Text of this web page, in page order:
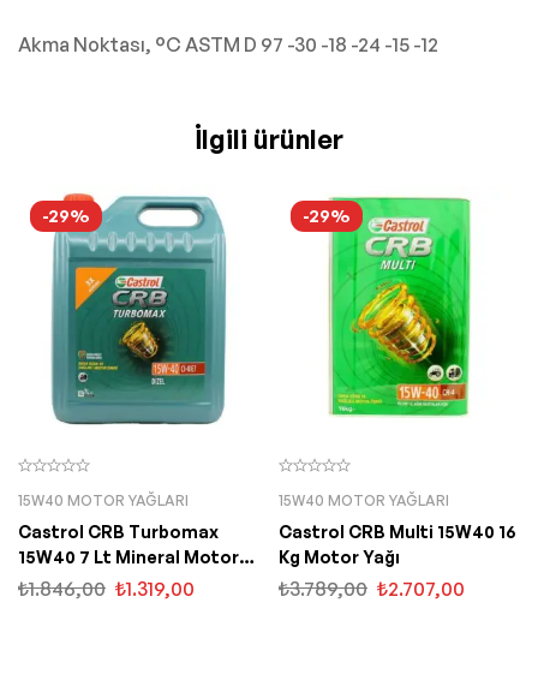
Akma Noktası, °C ASTM D 97 -30 -18 -24 -15 -12
İlgili ürünler
-29%
15W40 MOTOR YAĞLARI
Castrol CRB Turbomax
15W40 7 Lt Mineral Motor
Yağı
₺1.846,00 ₺1.319,00
-29%
15W40 MOTOR YAĞLARI
Castrol CRB Multi 15W40 16
Kg Motor Yağı
₺3.789,00 ₺2.707,00